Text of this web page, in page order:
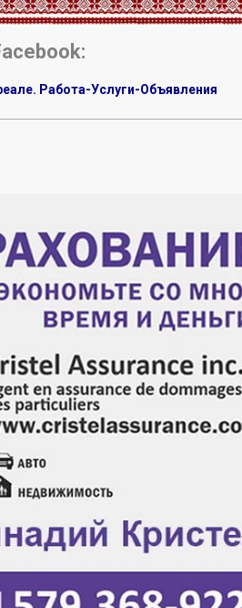
Работа-Услуги-Объявления